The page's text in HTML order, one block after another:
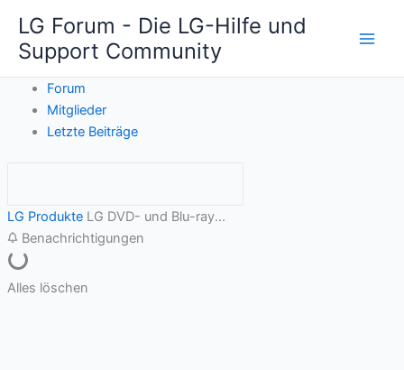
Inhalt
springen
LG Forum - Die LG-Hilfe und
Support Community
Forum
Mitglieder
Letzte Beiträge
LG Produkte LG DVD- und Blu-ray...
Benachrichtigungen
Alles löschen